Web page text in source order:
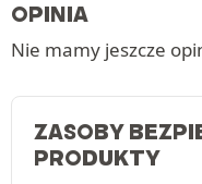
OPINIA
Nie mamy jeszcze
ZASOBY
PRODUKTY